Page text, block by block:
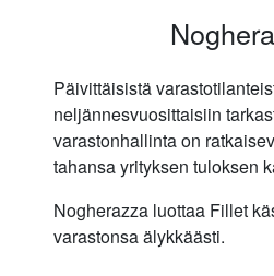
Päivittäisistä
neljännesvuosittaisiin
varastonhallinta on
tahansa yrityksen tuloksen
Nogherazza luottaa Fillet
varastonsa älykkäästi.